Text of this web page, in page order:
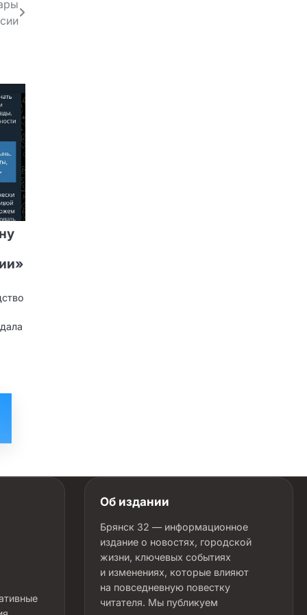
Об издании
Брянск 32 — информационное
издание о новостях, городской
жизни, ключевых событиях
и изменениях, которые влияют
на повседневную повестку
читателя. Мы публикуем